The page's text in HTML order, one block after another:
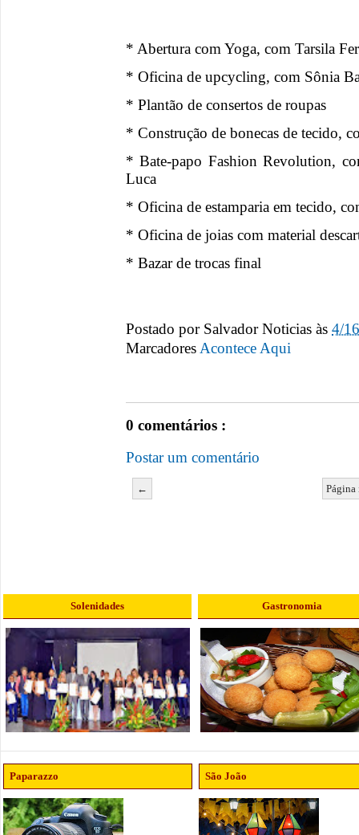
* Abertura com Yoga, com Tarsila
* Oficina de upcycling, com Sônia
* Plantão de consertos de roupas
* Construção de bonecas de tecido,
* Bate-papo Fashion Revolution,
Luca
* Oficina de estamparia em tecido,
* Oficina de joias com material
* Bazar de trocas final
Postado por Salvador Noticias às 4/
MarcadoresAcontece Aqui
0 comentários :
Postar um comentário
←
Solenidades Gastronomia
Paparazzo São João